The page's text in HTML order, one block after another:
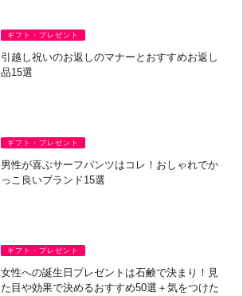
ギフト・プレゼント
引越し祝いのお返しのマナーとおすすめお返し
品15選
ギフト・プレゼント
男性が喜ぶサーフパンツはコレ！おしゃれでか
っこ良いブランド15選
ギフト・プレゼント
女性への誕生日プレゼントは石鹸で決まり！見
た目や効果で決めるおすすめ50選＋気をつけた